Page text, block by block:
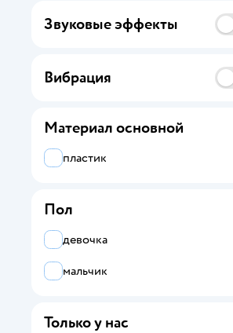
Be TrenDIY
Bruder
Chati-Hugs
Chicco
Cicaboom
Звуковые эффекты
Вибрация
Материал основной
пластик
Пол
девочка
мальчик
Только у нас